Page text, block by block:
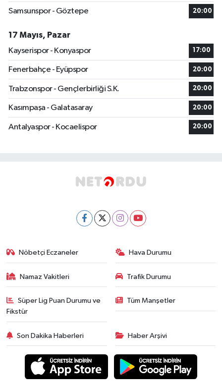
Samsunspor - Göztepe 20:00
17 Mayıs, Pazar
Kayserispor - Konyaspor
17:00
Fenerbahçe - Eyüpspor 20:00
Trabzonspor - Gençlerbirliği S.K. 20:00
Kasımpaşa - Galatasaray 20:00
Antalyaspor - Kocaelispor 20:00
Nöbetçi Eczaneler Hava Durumu
Namaz Vakitleri Trafik Durumu
Süper Lig Puan Durumu ve
Fikstür
Tüm Manşetler
Son Dakika Haberleri Haber Arşivi